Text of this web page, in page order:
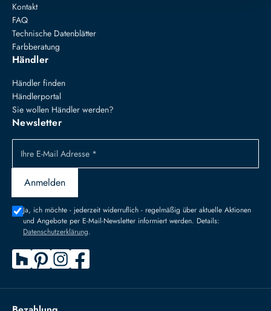
Kontakt
FAQ
Technische Datenblätter
Farbberatung
Händler
Händler finden
Händlerportal
Sie wollen Händler werden?
Newsletter
Ihre E-Mail Adresse *
Anmelden
Ja, ich möchte - jederzeit widerruflich - regelmäßig über aktuelle Aktionen
und Angebote per E-Mail-Newsletter informiert werden. Details:
Datenschutzerklärung.